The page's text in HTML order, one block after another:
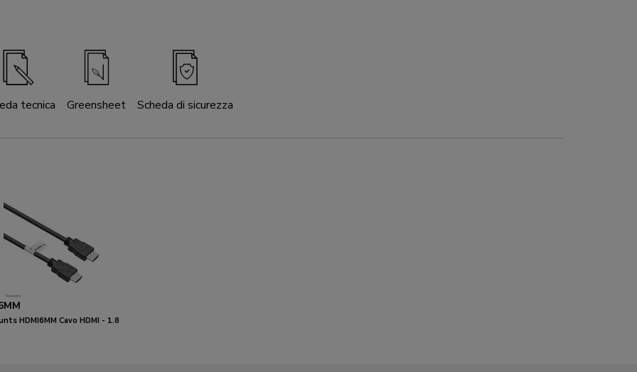
tecnica Greensheet Scheda di sicurezza
HDMI6MM Cavo HDMI - 1.8